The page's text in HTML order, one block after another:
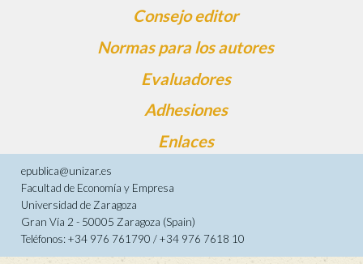
Consejo editor
Normas para los autores
Evaluadores
Adhesiones
Enlaces
epublica@unizar.es
Facultad de Economía y Empresa
Universidad de Zaragoza
Gran Vía 2 - 50005 Zaragoza (Spain)
Teléfonos: +34 976 761790 / +34 976 7618 10